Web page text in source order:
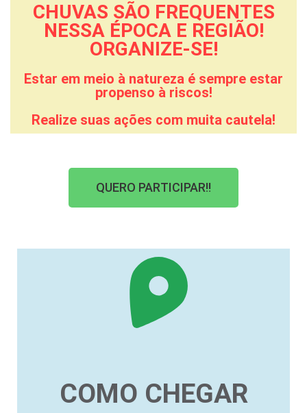
CHUVAS SÃO FREQUENTES
NESSA ÉPOCA E REGIÃO!
ORGANIZE-SE!
Estar em meio à natureza é sempre estar
propenso à riscos!
Realize suas ações com muita cautela!
QUERO PARTICIPAR!!
COMO CHEGAR